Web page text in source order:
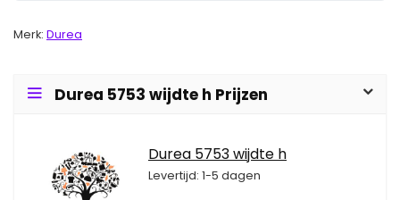
Merk: Durea
Durea 5753 wijdte h Prijzen
Durea 5753 wijdte h
Levertijd: 1-5 dagen